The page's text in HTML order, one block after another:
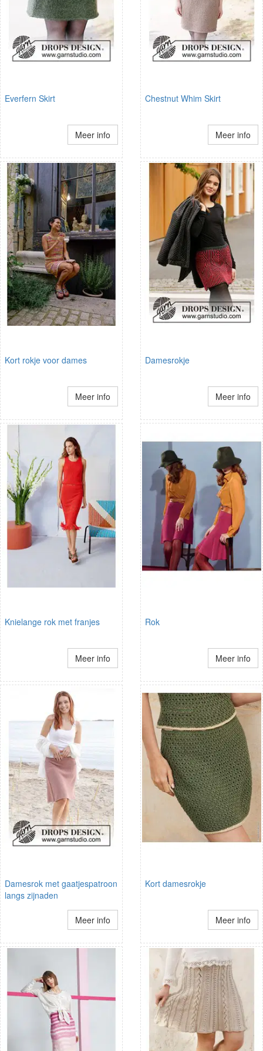
Everfern Skirt
Meer info
Chestnut Whim Skirt
Meer info
Kort rokje voor dames
Meer info
Damesrokje
Meer info
Knielange rok met franjes
Meer info
Rok
Meer info
Damesrok met gaatjespatroon
langs zijnaden
Meer info
Kort damesrokje
Meer info